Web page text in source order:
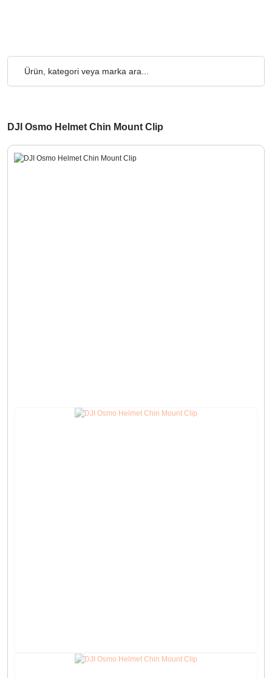
DJI Osmo Helmet Chin Mount Clip